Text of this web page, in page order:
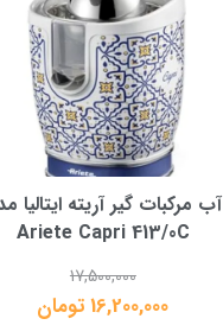
آب مرکبات گیر آریته ایتالیا
Ariete Capri 413/0C
17,500,000
16,200,000 تومان